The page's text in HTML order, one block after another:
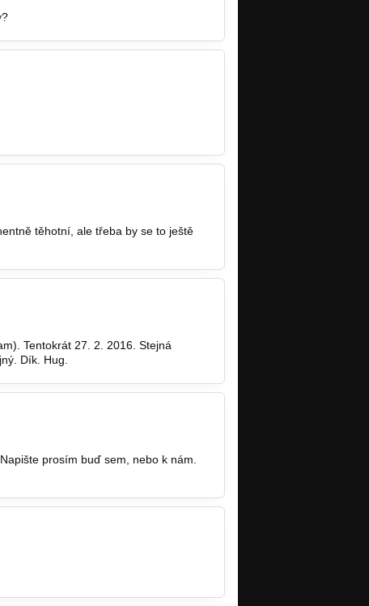
těhotní, ale třeba by se to ještě
Tentokrát 27. 2. 2016. Stejná
Dík. Hug.
prosím buď sem, nebo k nám.